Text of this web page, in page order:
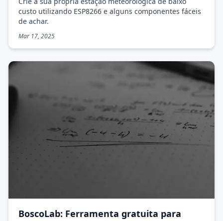
custo utilizando ESP8266 e alguns componentes fáceis
de achar.
Mar 17, 2025
BoscoLab: Ferramenta gratuita para